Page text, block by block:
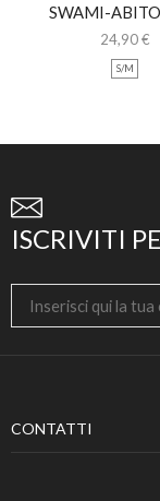
SWAMI-
24,90€
S/M
ISCRIVITI
CONTATTI